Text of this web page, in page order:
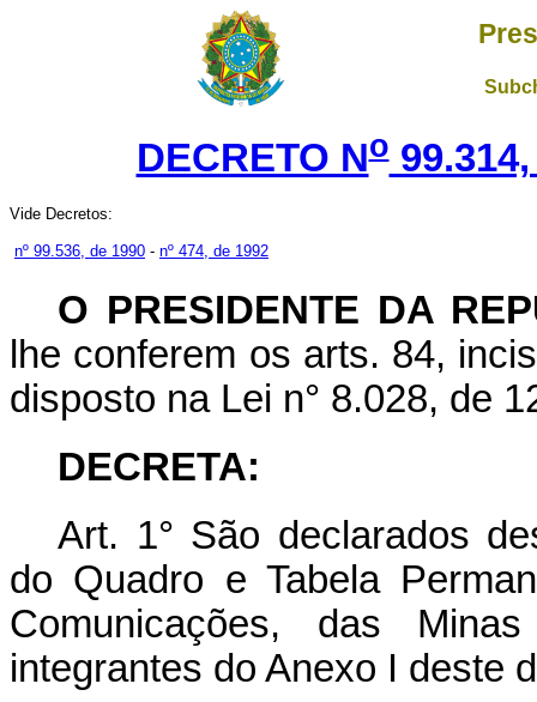
DECRETO No99.314,
Vide Decretos:
nº 99.536, de 1990 - nº 474, de 1992
O PRESIDENTE DA
lhe conferem os arts. 84,
disposto na Lei n° 8.028, de
DECRETA:
Art. 1° São declarados
do Quadro e Tabela
Comunicações, das
integrantes do Anexo I deste